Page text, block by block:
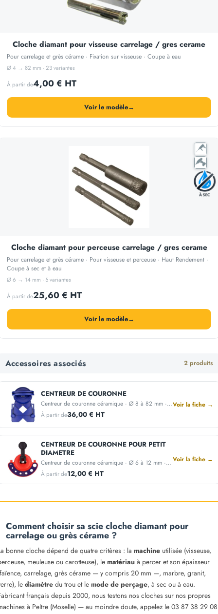
Cloche diamant pour visseuse carrelage / gres cerame
Pour carrelage et grès cérame · Fixation sur visseuse · Coupe à eau
Ø 4 → 82 mm · 23 variantes
À partir de4,00 € HT
Voir le modèle→
Cloche diamant pour perceuse carrelage / gres cerame
Pour carrelage et grès cérame · Pour visseuse et perceuse · Haut Rendement ·
Coupe à sec et à eau
Ø 6 → 14 mm · 5 variantes
À partir de25,60 € HT
Voir le modèle→
Accessoires associés 2 produits
CENTREUR DE COURONNE
Centreur de couronne céramique · Ø 8 à 82 mm · Fixation ventouse
À partir de36,00 € HT
Voir la fiche →
CENTREUR DE COURONNE POUR PETIT
DIAMETRE
Centreur de couronne céramique · Ø 6 à 12 mm · Fixation ventouse
À partir de12,00 € HT
Voir la fiche →
Comment choisir sa scie cloche diamant pour
carrelage ou grès cérame ?
bonne cloche dépend de quatre critères : la machine utilisée (visseuse,
meuleuse ou carotteuse), le matériau à percer et son épaisseur
carrelage, grès cérame — y compris 20 mm —, marbre, granit,
le diamètre du trou et le mode de perçage, à sec ou à eau.
français depuis 2000, nous testons nos cloches sur nos propres
à Peltre (Moselle) — au moindre doute, appelez le 03 87 38 29